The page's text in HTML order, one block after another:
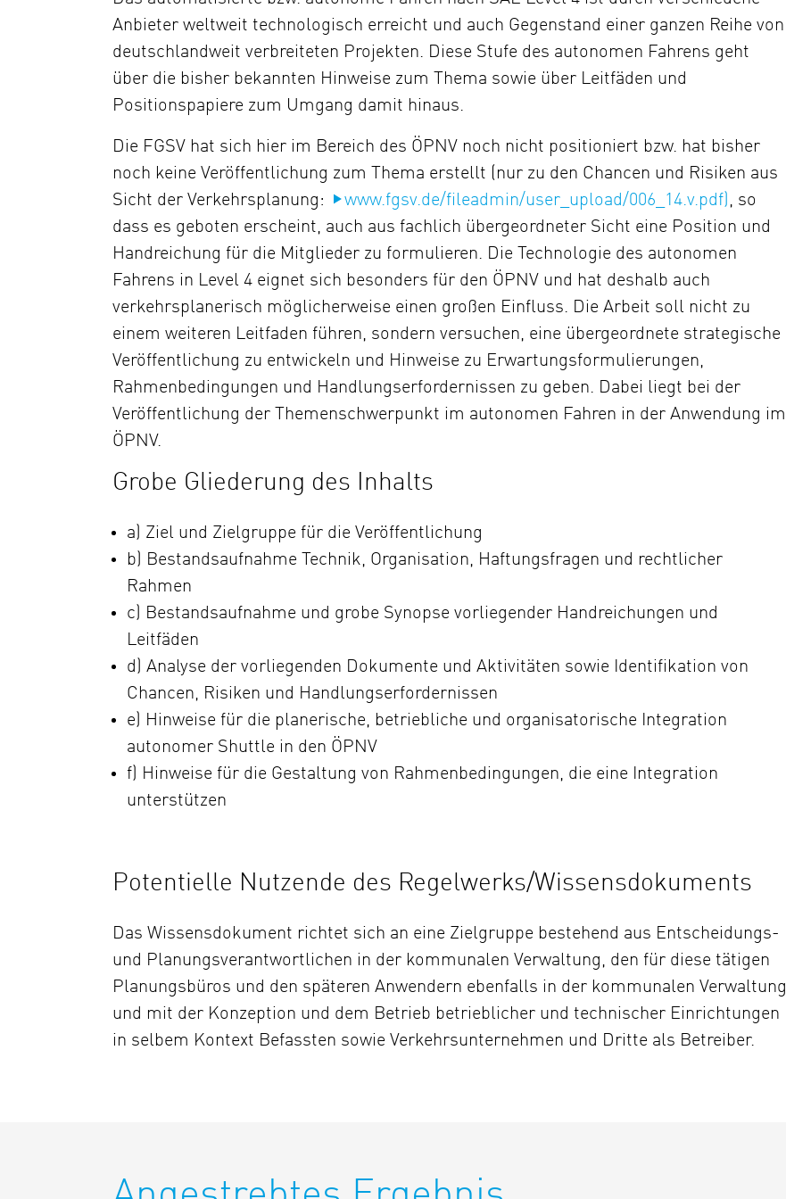
Anbieter weltweit technologisch erreicht und auch Gegenstand einer ganzen Reihe von
deutschlandweit verbreiteten Projekten. Diese Stufe des autonomen Fahrens geht
über die bisher bekannten Hinweise zum Thema sowie über Leitfäden und
Positionspapiere zum Umgang damit hinaus.
Die FGSV hat sich hier im Bereich des ÖPNV noch nicht positioniert bzw. hat bisher
noch keine Veröffentlichung zum Thema erstellt (nur zu den Chancen und Risiken aus
Sicht der Verkehrsplanung:
www.fgsv.de/fileadmin/user_upload/006_14.v.pdf), so
dass es geboten erscheint, auch aus fachlich übergeordneter Sicht eine Position und
Handreichung für die Mitglieder zu formulieren. Die Technologie des autonomen
Fahrens in Level 4 eignet sich besonders für den ÖPNV und hat deshalb auch
verkehrsplanerisch möglicherweise einen großen Einfluss. Die Arbeit soll nicht zu
einem weiteren Leitfaden führen, sondern versuchen, eine übergeordnete strategische
Veröffentlichung zu entwickeln und Hinweise zu Erwartungsformulierungen,
Rahmenbedingungen und Handlungserfordernissen zu geben. Dabei liegt bei der
Veröffentlichung der Themenschwerpunkt im autonomen Fahren in der Anwendung im
ÖPNV.
Grobe Gliederung des Inhalts
a) Ziel und Zielgruppe für die Veröffentlichung
b) Bestandsaufnahme Technik, Organisation, Haftungsfragen und rechtlicher
Rahmen
c) Bestandsaufnahme und grobe Synopse vorliegender Handreichungen und
Leitfäden
d) Analyse der vorliegenden Dokumente und Aktivitäten sowie Identifikation von
Chancen, Risiken und Handlungserfordernissen
e) Hinweise für die planerische, betriebliche und organisatorische Integration
autonomer Shuttle in den ÖPNV
f) Hinweise für die Gestaltung von Rahmenbedingungen, die eine Integration
unterstützen
Potentielle Nutzende des Regelwerks/Wissensdokuments
Das Wissensdokument richtet sich an eine Zielgruppe bestehend aus Entscheidungs-
und Planungsverantwortlichen in der kommunalen Verwaltung, den für diese tätigen
Planungsbüros und den späteren Anwendern ebenfalls in der kommunalen Verwaltung
und mit der Konzeption und dem Betrieb betrieblicher und technischer Einrichtungen
in selbem Kontext Befassten sowie Verkehrsunternehmen und Dritte als Betreiber.